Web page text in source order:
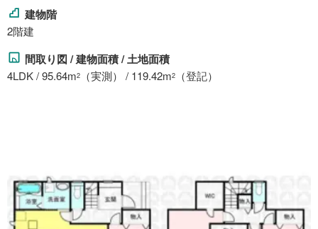
建物階
2階建
間取り図 / 建物面積 / 土地面積
4LDK / 95.64m2 （実測） / 119.42m2 （登記）